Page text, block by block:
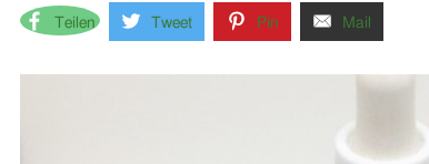
Teilen Tweet Pin Mail